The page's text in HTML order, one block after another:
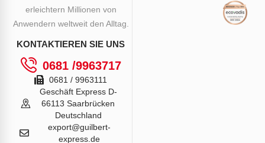
erleichtern Millionen von
Anwendern weltweit den Alltag.
KONTAKTIEREN SIE UNS
0681 /9963717
0681 / 9963111
Geschäft Express D-
66113 Saarbrücken
Deutschland
export@guilbert-
express.de